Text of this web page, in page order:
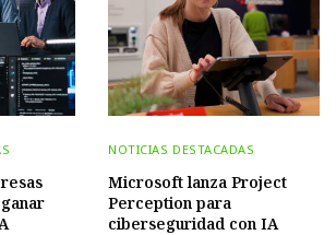
NOTICIAS DESTACADAS
Microsoft lanza Project
Perception para
ciberseguridad con IA